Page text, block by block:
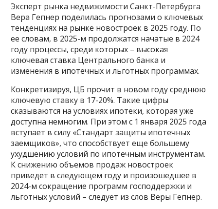
Эксперт рынка недвижимости Санкт-Петербурга
Вера Гепнер поделилась прогнозами о ключевых
тенденциях на рынке новостроек в 2025 году. По
ее словам, в 2025-м продолжатся начатые в 2024
году процессы, среди которых – высокая
ключевая ставка Центрального банка и
изменения в ипотечных и льготных программах.
Конкретизируя, ЦБ прочит в новом году среднюю
ключевую ставку в 17-20%. Такие цифры
сказываются на условиях ипотеки, которая уже
доступна немногим. При этом с 1 января 2025 года
вступает в силу «Стандарт защиты ипотечных
заемщиков», что способствует еще большему
ухудшению условий по ипотечным инструментам.
К снижению объемов продаж новостроек
приведет в следующем году и произошедшее в
2024-м сокращение программ господдержки и
льготных условий – следует из слов Веры Гепнер.